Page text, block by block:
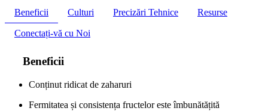
Beneficii Culturi Precizări Tehnice Resurse
Conectați-vă cu Noi
Beneficii
Conținut ridicat de zaharuri
Fermitatea și consistența fructelor este îmbunătățită